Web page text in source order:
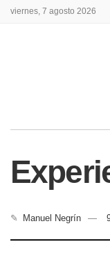
viernes, 7 agosto 2026
✎ Manuel Negrín